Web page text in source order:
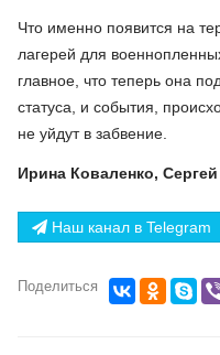
Что именно появится на
лагерей для
главное, что теперь она
статуса, и события,
не уйдут в забвение.
Ирина Коваленко,
Наш канал в Telegram
Поделиться